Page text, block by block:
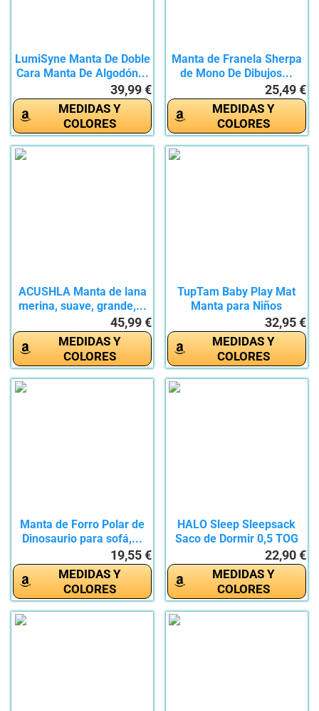
LumiSyne Manta De Doble
Cara Manta De Algodón...
39,99 €
MEDIDAS Y
COLORES
Manta de Franela Sherpa
de Mono De Dibujos...
25,49 €
MEDIDAS Y
COLORES
ACUSHLA Manta de lana
merina, suave, grande,...
45,99 €
MEDIDAS Y
COLORES
TupTam Baby Play Mat
Manta para Niños
Pequeños...32,95 €
MEDIDAS Y
COLORES
Manta de Forro Polar de
Dinosaurio para sofá,...
19,55 €
MEDIDAS Y
COLORES
HALO Sleep Sleepsack
Saco de Dormir 0,5 TOG
22,90 €
MEDIDAS Y
COLORES